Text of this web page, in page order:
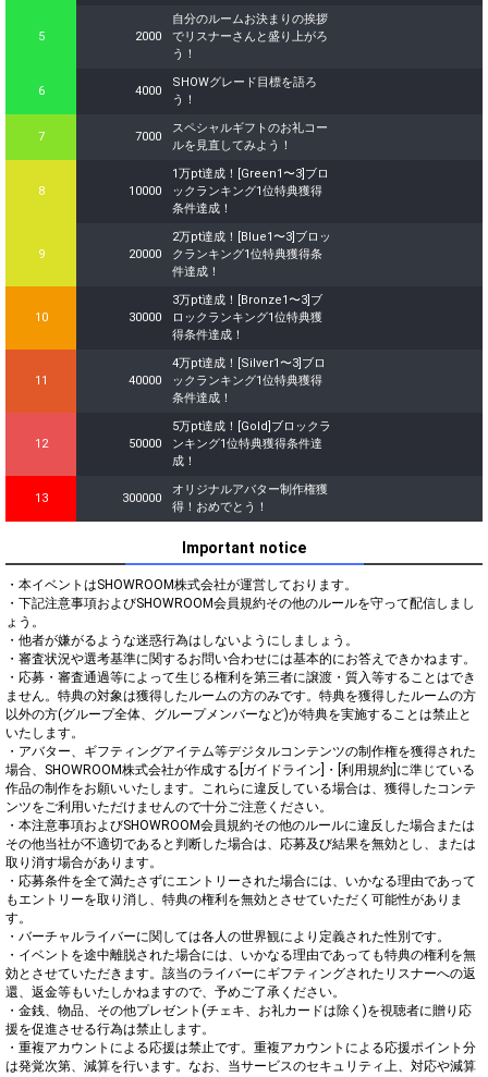
5 2000
自分のルームお決まりの挨拶
でリスナーさんと盛り上がろ
う！
6 4000
SHOWグレード目標を語ろ
う！
7 7000
スペシャルギフトのお礼コー
ルを見直してみよう！
8 10000
1万pt達成！[Green1〜3]ブロ
ックランキング1位特典獲得
条件達成！
9 20000
2万pt達成！[Blue1〜3]ブロッ
クランキング1位特典獲得条
件達成！
10 30000
3万pt達成！[Bronze1〜3]ブ
ロックランキング1位特典獲
得条件達成！
11 40000
4万pt達成！[Silver1〜3]ブロ
ックランキング1位特典獲得
条件達成！
12 50000
5万pt達成！[Gold]ブロックラ
ンキング1位特典獲得条件達
成！
13 300000
オリジナルアバター制作権獲
得！おめでとう！
Important notice
・本イベントはSHOWROOM株式会社が運営しております。
・下記注意事項およびSHOWROOM会員規約その他のルールを守って配信しまし
ょう。
・他者が嫌がるような迷惑行為はしないようにしましょう。
・審査状況や選考基準に関するお問い合わせには基本的にお答えできかねます。
・応募・審査通過等によって生じる権利を第三者に譲渡・質入等することはでき
ません。特典の対象は獲得したルームの方のみです。特典を獲得したルームの方
以外の方(グループ全体、グループメンバーなど)が特典を実施することは禁止と
いたします。
・アバター、ギフティングアイテム等デジタルコンテンツの制作権を獲得された
場合、SHOWROOM株式会社が作成する[ガイドライン]・[利用規約]に準じている
作品の制作をお願いいたします。これらに違反している場合は、獲得したコンテ
ンツをご利用いただけませんので十分ご注意ください。
・本注意事項およびSHOWROOM会員規約その他のルールに違反した場合または
その他当社が不適切であると判断した場合は、応募及び結果を無効とし、または
取り消す場合があります。
・応募条件を全て満たさずにエントリーされた場合には、いかなる理由であって
もエントリーを取り消し、特典の権利を無効とさせていただく可能性がありま
す。
・バーチャルライバーに関しては各人の世界観により定義された性別です。
・イベントを途中離脱された場合には、いかなる理由であっても特典の権利を無
効とさせていただきます。該当のライバーにギフティングされたリスナーへの返
還、返金等もいたしかねますので、予めご了承ください。
・金銭、物品、その他プレゼント(チェキ、お礼カードは除く)を視聴者に贈り応
援を促進させる行為は禁止します。
・重複アカウントによる応援は禁止です。重複アカウントによる応援ポイント分
は発覚次第、減算を行います。なお、当サービスのセキュリティ上、対応や減算